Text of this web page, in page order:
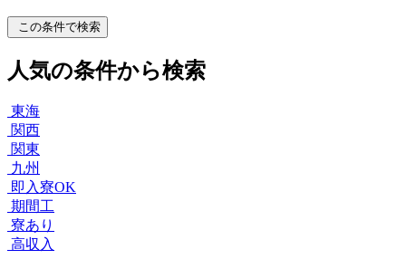
この条件で検索
人気の条件から検索
東海
関西
関東
九州
即入寮OK
期間工
寮あり
高収入